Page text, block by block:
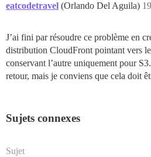
eatcodetravel (Orlando Del Aguila) 19
J’ai fini par résoudre ce problème en
distribution CloudFront pointant vers
conservant l’autre uniquement pour
retour, mais je conviens que cela doit
Sujets connexes
Sujet